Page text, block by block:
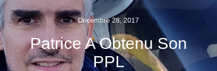
Décembre 28, 2017
Patrice A Obtenu Son
PPL